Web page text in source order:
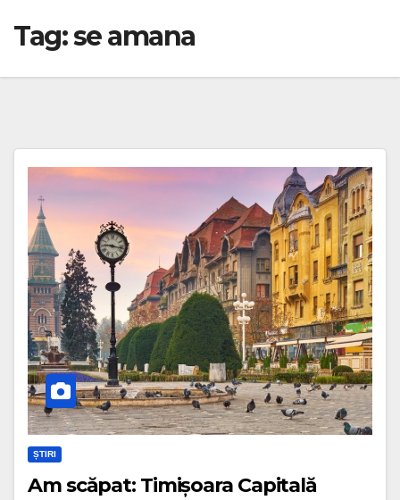
Tag:se amana
ȘTIRI
Am scăpat: Timișoara Capitală